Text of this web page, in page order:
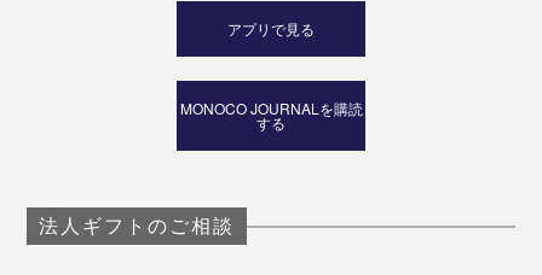
アプリで見る
MONOCO JOURNALを購読
する
法人ギフトのご相談